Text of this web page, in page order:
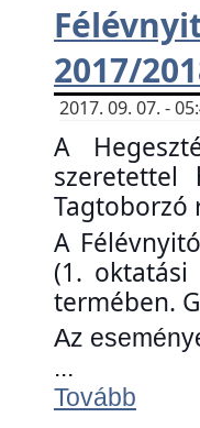
2017/
2017. 09. 07. -
A
Tagtoborzó
A
(1. oktatási
termében.
Az
...
Tovább